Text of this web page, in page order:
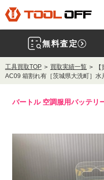
無料査定
工具買取TOP 買取実績一覧
AC09 箱割れ有［茨城県大洗町］水
バートル 空調服用バッテリ